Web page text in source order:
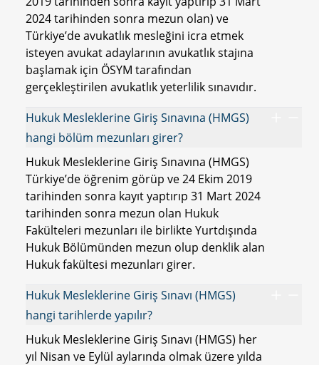
2024 tarihinden sonra mezun olan) ve
Türkiye’de avukatlık mesleğini icra etmek
isteyen avukat adaylarının avukatlık stajına
başlamak için ÖSYM tarafından
gerçekleştirilen avukatlık yeterlilik sınavıdır.
Hukuk Mesleklerine Giriş Sınavına (HMGS)
hangi bölüm mezunları girer?
Hukuk Mesleklerine Giriş Sınavına (HMGS)
Türkiye’de öğrenim görüp ve 24 Ekim 2019
tarihinden sonra kayıt yaptırıp 31 Mart 2024
tarihinden sonra mezun olan Hukuk
Fakülteleri mezunları ile birlikte Yurtdışında
Hukuk Bölümünden mezun olup denklik alan
Hukuk fakültesi mezunları girer.
Hukuk Mesleklerine Giriş Sınavı (HMGS)
hangi tarihlerde yapılır?
Hukuk Mesleklerine Giriş Sınavı (HMGS) her
yıl Nisan ve Eylül aylarında olmak üzere yılda